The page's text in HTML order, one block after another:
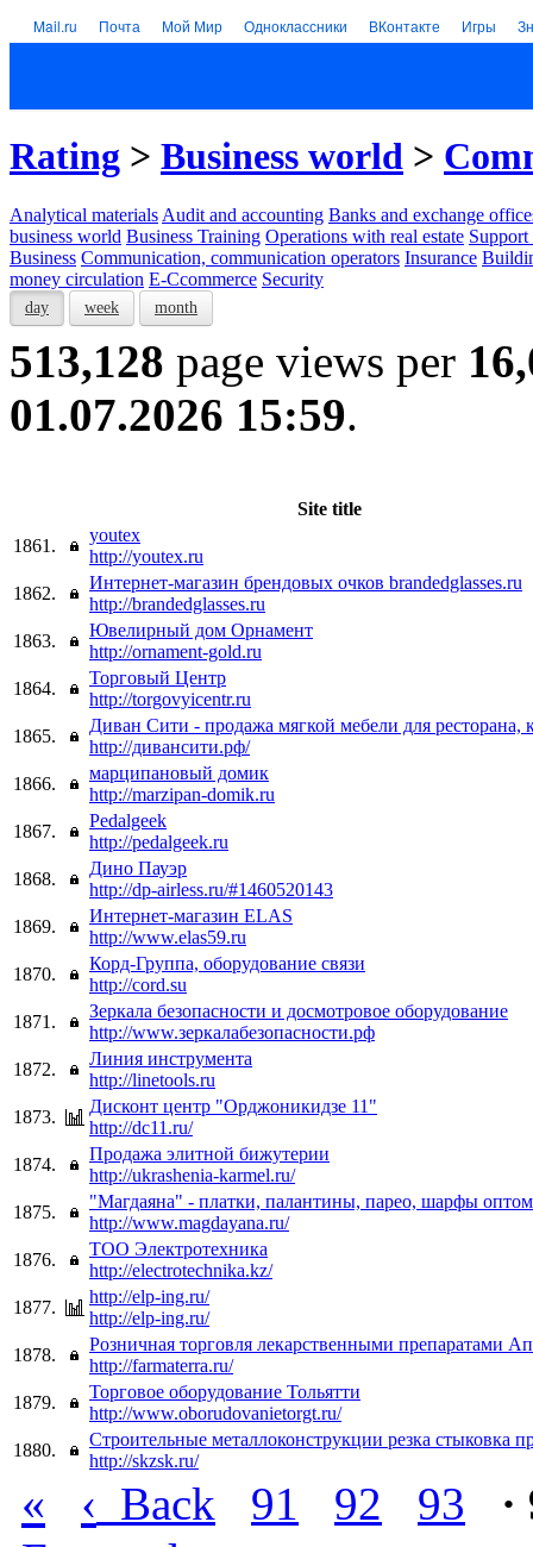
Mail.ru Почта Мой Мир Одноклассники ВКонтакте Игры
Rating > Business world >
Analytical materials Audit and accounting Banks and exchange
business world Business Training Operations with real estate Support
Business Communication, communication operators Insurance
money circulation E-Ccommerce Security
day week month
513,128 page views per
01.07.2026 15:59.
Site title
1861.
youtex
http://youtex.ru
1862.
Интернет-магазин брендовых очков brandedglasses.ru
http://brandedglasses.ru
1863.
Ювелирный дом Орнамент
http://ornament-gold.ru
1864.
Торговый Центр
http://torgovyicentr.ru
1865.
Диван Сити - продажа мягкой мебели для ресторана,
http://дивансити.рф/
1866.
марципановый домик
http://marzipan-domik.ru
1867.
Pedalgeek
http://pedalgeek.ru
1868.
Дино Пауэр
http://dp-airless.ru/#1460520143
1869.
Интернет-магазин ELAS
http://www.elas59.ru
1870.
Корд-Группа, оборудование связи
http://cord.su
1871.
Зеркала безопасности и досмотровое оборудование
http://www.зеркалабезопасности.рф
1872.
Линия инструмента
http://linetools.ru
1873.
Дисконт центр "Орджоникидзе 11"
http://dc11.ru/
1874.
Продажа элитной бижутерии
http://ukrashenia-karmel.ru/
1875.
"Магдаяна" - платки, палантины, парео, шарфы оптом
http://www.magdayana.ru/
1876.
ТОО Электротехника
http://electrotechnika.kz/
1877.
http://elp-ing.ru/
http://elp-ing.ru/
1878.
Розничная торговля лекарственными препаратами
http://farmaterra.ru/
1879.
Торговое оборудование Тольятти
http://www.oborudovanietorgt.ru/
1880.
Строительные металлоконструкции резка стыковка
http://skzsk.ru/
« ‹ Back 91 92 93